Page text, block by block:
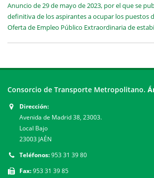
Anuncio de 29 de mayo de 2023, por el que se
definitiva de los aspirantes a ocupar los puestos
Oferta de Empleo Público Extraordinaria de
Consorcio de Transporte Metropolitano.
Dirección:
Avenida de Madrid 38, 23003.
Local Bajo
23003 JAÉN
Teléfonos:953 31 39 80
Fax:953 31 39 85